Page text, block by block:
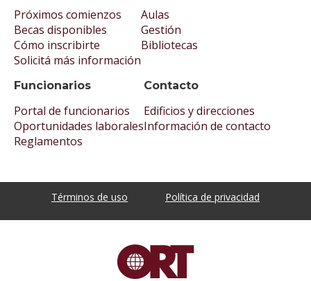
Próximos comienzos
Becas disponibles
Cómo inscribirte
Solicitá más información
Aulas
Gestión
Bibliotecas
Funcionarios
Portal de funcionarios
Oportunidades laborales
Reglamentos
Contacto
Edificios y direcciones
Información de contacto
Términos de uso Política de privacidad